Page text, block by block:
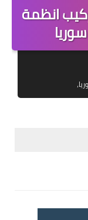
سوريا
العراق
انظمة